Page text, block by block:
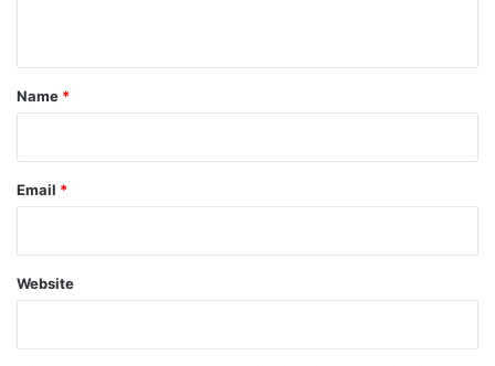
*
Name *
Email *
Website